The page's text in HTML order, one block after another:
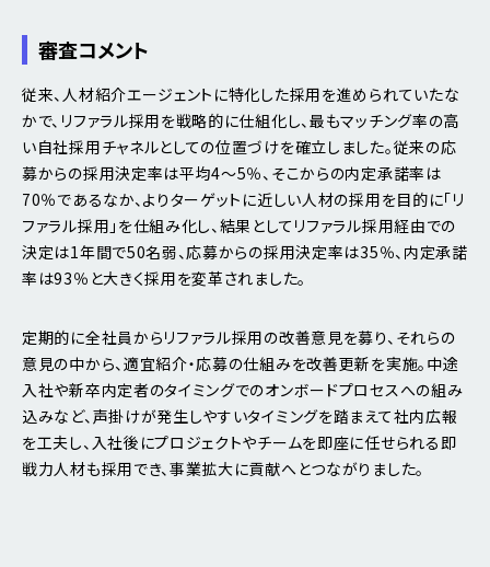
審査コメント
従来、人材紹介エージェントに特化した採用を進められていたな
かで、リファラル採用を戦略的に仕組化し、最もマッチング率の高
い自社採用チャネルとしての位置づけを確立しました。従来の応
募からの採用決定率は平均4～5％、そこからの内定承諾率は
70％であるなか、よりターゲットに近しい人材の採用を目的に「リ
ファラル採用」を仕組み化し、結果としてリファラル採用経由での
決定は1年間で50名弱、応募からの採用決定率は35％、内定承諾
率は93％と大きく採用を変革されました。
定期的に全社員からリファラル採用の改善意見を募り、それらの
意見の中から、適宜紹介・応募の仕組みを改善更新を実施。中途
入社や新卒内定者のタイミングでのオンボードプロセスへの組み
込みなど、声掛けが発生しやすいタイミングを踏まえて社内広報
を工夫し、入社後にプロジェクトやチームを即座に任せられる即
戦力人材も採用でき、事業拡大に貢献へとつながりました。